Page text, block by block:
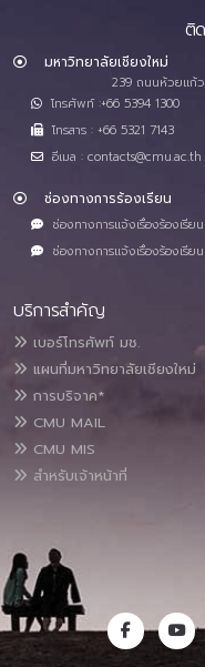
ติ
มหาวิทยาลัยเชียงใหม่
239 ถนนห้วยแก้ว
โทรศัพท์ :+66 5394 1300
โทรสาร : +66 5321 7143
อีเมล : contacts@cmu.ac.th
ช่องทางการร้องเรียน
ช่องทางการแจ้งเรื่องร้องเรี
ช่องทางการแจ้งเรื่องร้องเรี
บริการสำคัญ
เบอร์โทรศัพท์ มช.
แผนที่มหาวิทยาลัยเชียงใหม่
การบริจาค*
CMU MAIL
CMU MIS
สำหรับเจ้าหน้าที่